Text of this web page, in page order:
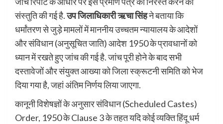
संस्तुति की गई है.उप जिलाधिकारी ऋचा सिंहने बताया कि
धर्मांतरण से जुड़े मामलों में माननीय उच्चतम न्यायालय के आदेशों
और संविधान (अनुसूचित जाति) आदेश 1950 के प्रावधानों को
ध्यान में रखते हुए जांच की गई है. जांच पूरी होने के बाद सभी
दस्तावेजों और संयुक्त आख्या को जिला स्क्रूटनी समिति को भेज
दिया गया है, जहां अंतिम निर्णय लिया जाएगा.
कानूनी विशेषज्ञों के अनुसार संविधान (Scheduled Castes)
Order, 1950 के Clause 3 के तहत यदि कोई व्यक्ति हिंदू धर्म